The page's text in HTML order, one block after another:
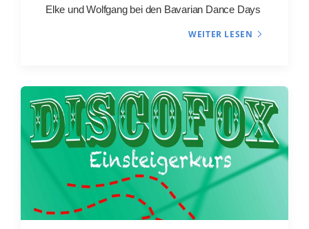
Elke und Wolfgang bei den Bavarian Dance Days
WEITER LESEN